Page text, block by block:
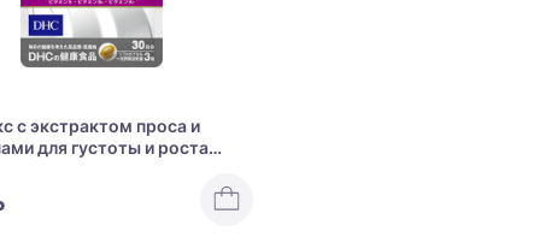
с экстрактом проса и
для густоты и роста